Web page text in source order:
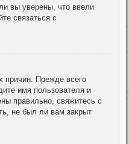
вы уверены, что ввели
связаться с
причин. Прежде всего
имя пользователя и
правильно, свяжитесь с
не был ли вам закрыт